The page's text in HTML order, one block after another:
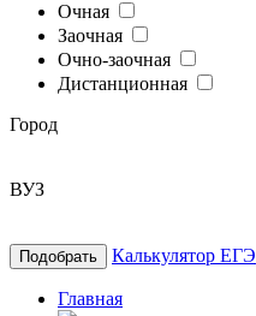
Очная
Заочная
Очно-заочная
Дистанционная
Город
ВУЗ
Подобрать Калькулятор ЕГЭ
Главная